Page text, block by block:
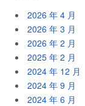
2026 年 4 月
2026 年 3 月
2026 年 2 月
2025 年 2 月
2024 年 12 月
2024 年 9 月
2024 年 6 月